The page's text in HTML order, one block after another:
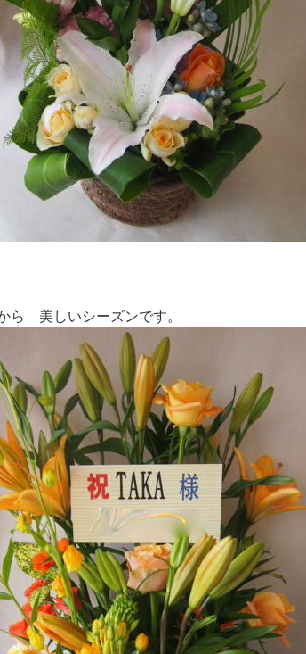
ら 美しいシーズンです。